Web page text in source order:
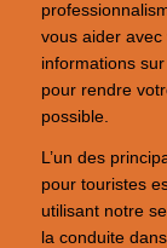
vous aider
informations
pour rendre
possible.
L’un des
pour touristes
utilisant notre
la conduite